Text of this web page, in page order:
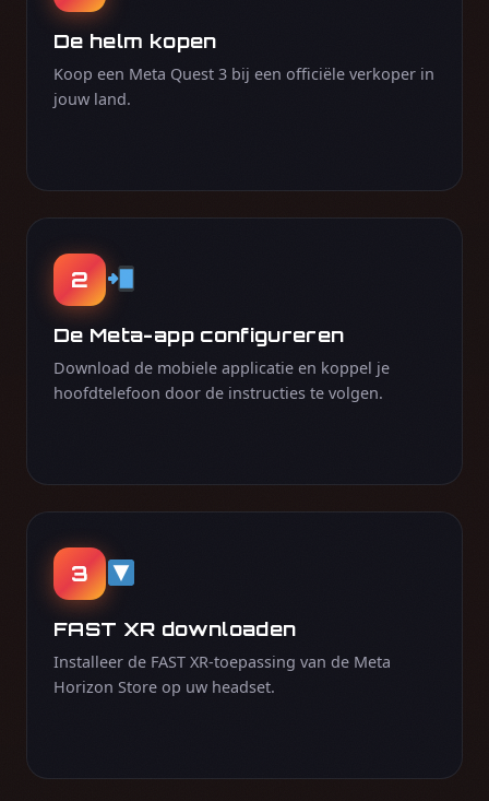
De helm kopen
Koop een Meta Quest 3 bij een officiële verkoper in
jouw land.
2
De Meta-app configureren
Download de mobiele applicatie en koppel je
hoofdtelefoon door de instructies te volgen.
3
FAST XR downloaden
Installeer de FAST XR-toepassing van de Meta
Horizon Store op uw headset.